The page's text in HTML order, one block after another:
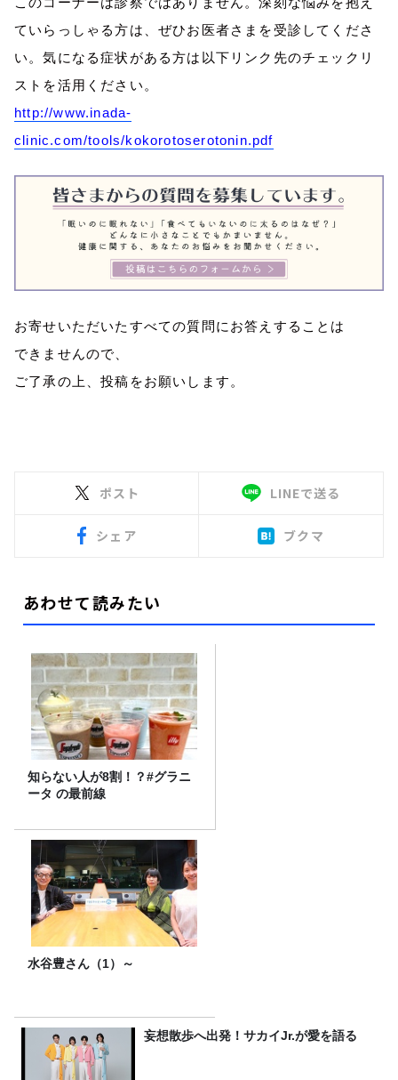
ていらっしゃる方は、ぜひお医者さまを受診してくださ
い。気になる症状がある方は以下リンク先のチェックリ
ストを活用ください。
http://www.inada-
clinic.com/tools/kokorotoserotonin.pdf
お寄せいただいたすべての質問にお答えすることは
できませんので、
ご了承の上、投稿をお願いします。
ポスト LINEで送る
シェア ブクマ
あわせて読みたい
知らない人が8割！？#グラニ
ータ の最前線
水谷豊さん（1）～
妄想散歩へ出発！サカイJr.が愛を語る